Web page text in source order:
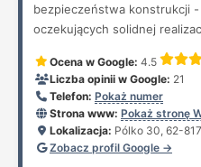
bezpieczeństwa konstrukcji
oczekujących solidnej
Ocena w Google: 4.5
Liczba opinii w Google: 21
Telefon: Pokaż numer
Strona www: Pokaż stronę
Lokalizacja: Pólko 30, 62-
Zobacz profil Google →